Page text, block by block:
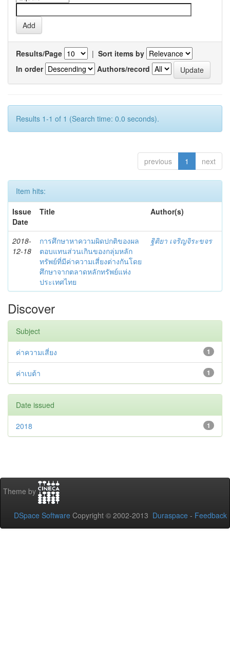
Results/Page | Sort items by
In order
Authors/record
Results 1-1 of 1 (Search time: 0.0 seconds).
previous 1 next
Item hits:
Issue
Date
Title Author(s)
2018-
12-18
การศึกษาหาความผิดปกติของผล
ตอบแทนส่วนเกินของกลุ่มหลัก
ทรัพย์ที่มีค่าความเสี่ยงต่างกันโดย
ศึกษาจากตลาดหลักทรัพย์แห่ง
ประเทศไทย
ฐิติยา เจริญจิระขจร
Discover
Subject
1
ค่าความเสี่ยง
1
ค่าเบต้า
Date issued
1
2018
Theme by
DSpace Software Copyright © 2002-2013 Duraspace - Feedback